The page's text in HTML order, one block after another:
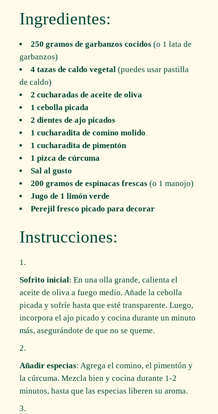
Ingredientes:
250 gramos de garbanzos cocidos (o 1 lata de
garbanzos)
4 tazas de caldo vegetal (puedes usar pastilla
de caldo)
2 cucharadas de aceite de oliva
1 cebolla picada
2 dientes de ajo picados
1 cucharadita de comino molido
1 cucharadita de pimentón
1 pizca de cúrcuma
Sal al gusto
200 gramos de espinacas frescas (o 1 manojo)
Jugo de 1 limón verde
Perejil fresco picado para decorar
Instrucciones:
Sofrito inicial: En una olla grande, calienta el
aceite de oliva a fuego medio. Añade la cebolla
picada y sofríe hasta que esté transparente. Luego,
incorpora el ajo picado y cocina durante un minuto
más, asegurándote de que no se queme.
Añadir especias: Agrega el comino, el pimentón y
la cúrcuma. Mezcla bien y cocina durante 1-2
minutos, hasta que las especias liberen su aroma.